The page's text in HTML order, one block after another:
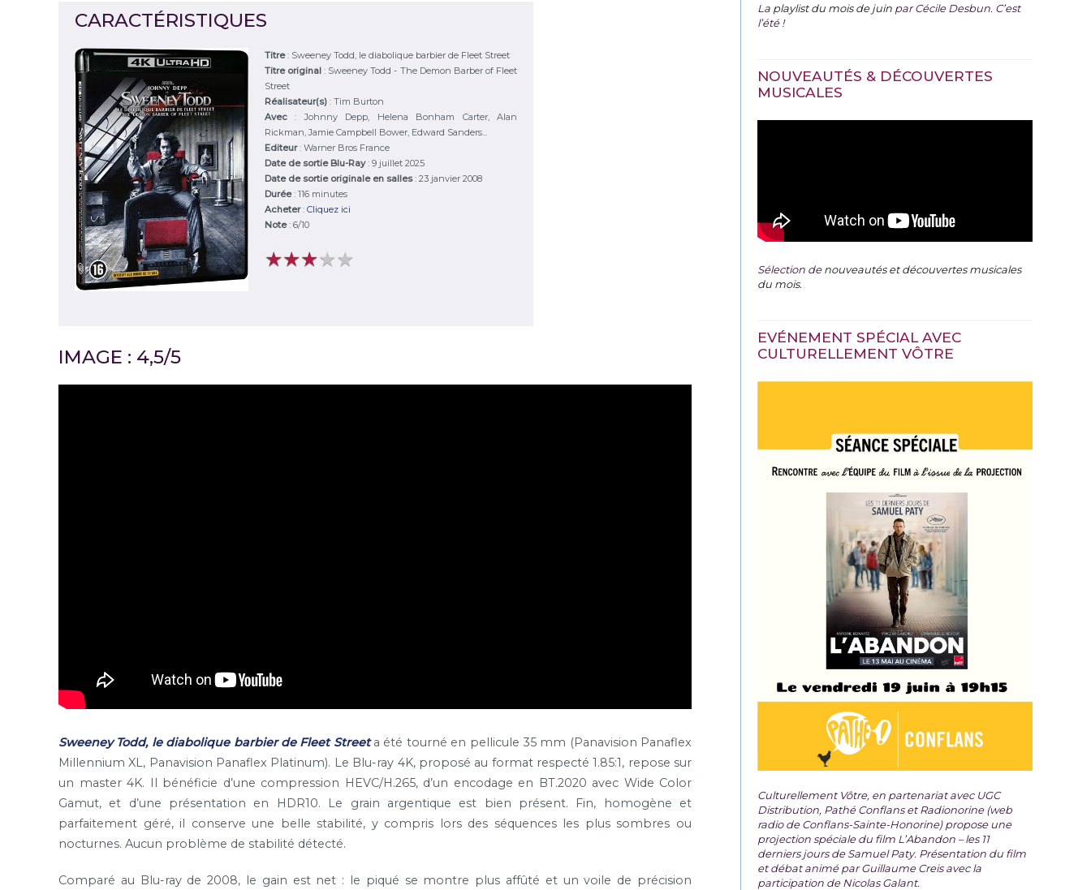
CARACTÉRISTIQUES
Titre: Sweeney Todd, le diabolique barbier de Fleet Street
Titre original: Sweeney Todd - The Demon Barber of Fleet
Street
Réalisateur(s) : Tim Burton
Avec:Johnny Depp, Helena Bonham Carter, Alan
Rickman, Jamie Campbell Bower, Edward Sanders...
Editeur: Warner Bros France
Date de sortie Blu-Ray: 9 juillet 2025
Date de sortie originale en salles: 23 janvier 2008
Durée: 116 minutes
Acheter: Cliquez ici
Note: 6/10
★★★★★
★★★★★
IMAGE : 4,5/5
Sweeney Todd, le diabolique barbier de Fleet Streeta été tourné en pellicule 35 mm (Panavision Panaflex
Millennium XL, Panavision Panaflex Platinum). Le Blu-ray 4K, proposé au format respecté 1.85:1, repose sur
un master 4K. Il bénéficie d’une compression HEVC/H.265, d’un encodage en BT.2020 avec Wide Color
Gamut, et d’une présentation en HDR10. Le grain argentique est bien présent. Fin, homogène et
parfaitement géré, il conserve une belle stabilité, y compris lors des séquences les plus sombres ou
nocturnes. Aucun problème de stabilité détecté.
Comparé au Blu-ray de 2008, le gain est net : le piqué se montre plus affûté et un voile de précision
La playlist du mois de juin par Cécile Desbun. C’est
l’été !
NOUVEAUTÉS & DÉCOUVERTES
MUSICALES
Sélection denouveautés et découvertes musicales
du mois.
EVÉNEMENT SPÉCIAL AVEC
CULTURELLEMENT VÔTRE
Culturellement Vôtre, en partenariat avec UGC
Distribution, Pathé Conflans et Radionorine (web
radio de Conflans-Sainte-Honorine) propose une
projection spéciale du film L’Abandon – les 11
derniers jours de Samuel Paty. Présentation du film
et débat animé par Guillaume Creis avec la
participation de Nicolas Galant.